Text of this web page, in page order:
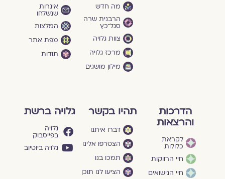
מה חדש
הרבנית שרה
סגל־כץ
צוות גלויה
מרכז גלויה
מילון מושגים
איגרות
שנשלחו
המלצות
מפת אתר
תודות
הדרכות
והרצאות
לקראת
כלולות
חיי הרווקות
חיי הנישואים
תהיו בקשר
דברו איתנו
הצטרפו אלינו
תמכו בנו
הציעו לנו תוכן
גלויה ברשת
גלויה
בפייסבוק
גלויה ביוטיוב